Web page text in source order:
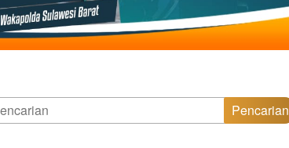
Pencarian